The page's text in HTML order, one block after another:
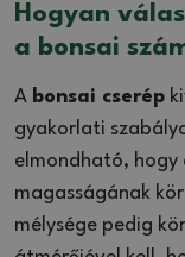
Hogyan
a bonsai
A bonsai cserép
gyakorlati
elmondható, hogy
magasságának
mélysége pedig